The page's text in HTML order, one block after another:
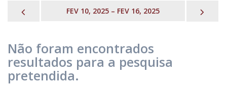
PREVIOUSFEV 10, 2025 – FEV 16, 2025
Não foram encontrados
resultados para a pesquisa
pretendida.